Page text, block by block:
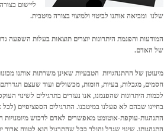
ליישום
שלנו ומביאה אותנו לביטוי ולמיצוי בצורה מיטבית.
המודעות והפנמת היתרונות יוצרים תוצאות בעלות השפעה
של האדם.
חסמים, מגבלות, בעיות, חומות, מכשולים ועוד שעצם
לכמות היתרונות שהפנמנו, אנו נעזרים בתרגילים לשינוי
בחיינו שבהם לא פעלנו במיטבנו. התרגילים הספציפיים
התנהגות-עוקפת-אוטומט מאפשרים לאדם לרכוש מיומנויות
התנהגותו, שינוי שגדל והולך ככל שהתרגול הוא לטווח ארוך